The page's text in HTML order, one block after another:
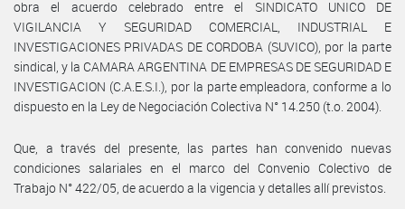
obra el acuerdo celebrado entre el SINDICATO UNICO DE
VIGILANCIA Y SEGURIDAD COMERCIAL, INDUSTRIAL E
INVESTIGACIONES PRIVADAS DE CORDOBA (SUVICO), por la parte
sindical, y la CAMARA ARGENTINA DE EMPRESAS DE SEGURIDAD E
INVESTIGACION (C.A.E.S.I.), por la parte empleadora, conforme a lo
dispuesto en la Ley de Negociación Colectiva N° 14.250 (t.o. 2004).
Que, a través del presente, las partes han convenido nuevas
condiciones salariales en el marco del Convenio Colectivo de
Trabajo N° 422/05, de acuerdo a la vigencia y detalles allí previstos.